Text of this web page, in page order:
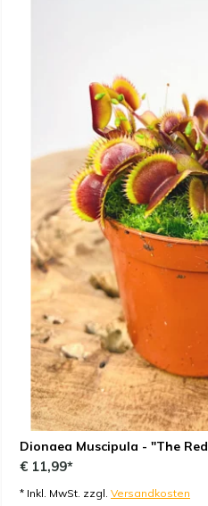
Dionaea Muscipula - "The
€ 11,99*
* Inkl. MwSt. zzgl. Versandkosten